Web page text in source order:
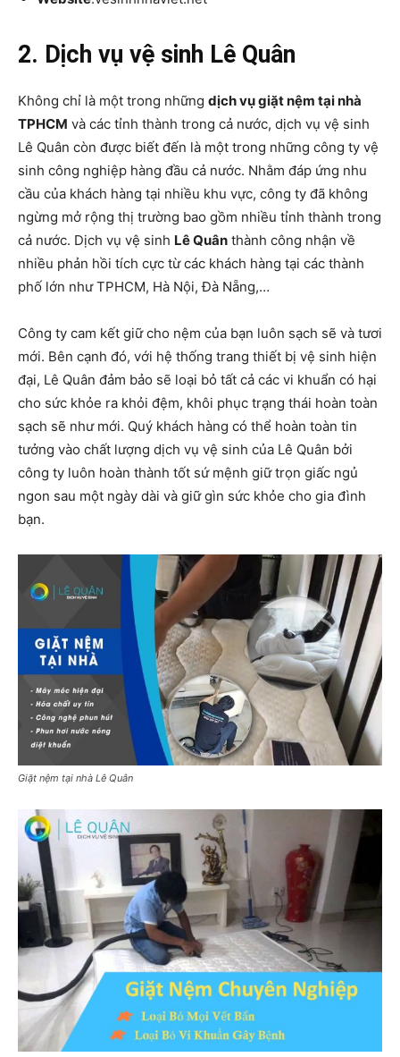
2. Dịch vụ vệ sinh Lê Quân
Không chỉ là một trong những dịch vụ giặt nệm tại nhà
TPHCM và các tỉnh thành trong cả nước, dịch vụ vệ sinh
Lê Quân còn được biết đến là một trong những công ty vệ
sinh công nghiệp hàng đầu cả nước. Nhằm đáp ứng nhu
cầu của khách hàng tại nhiều khu vực, công ty đã không
ngừng mở rộng thị trường bao gồm nhiều tỉnh thành trong
cả nước. Dịch vụ vệ sinh Lê Quân thành công nhận về
nhiều phản hồi tích cực từ các khách hàng tại các thành
phố lớn như TPHCM, Hà Nội, Đà Nẵng,…
Công ty cam kết giữ cho nệm của bạn luôn sạch sẽ và tươi
mới. Bên cạnh đó, với hệ thống trang thiết bị vệ sinh hiện
đại, Lê Quân đảm bảo sẽ loại bỏ tất cả các vi khuẩn có hại
cho sức khỏe ra khỏi đệm, khôi phục trạng thái hoàn toàn
sạch sẽ như mới. Quý khách hàng có thể hoàn toàn tin
tưởng vào chất lượng dịch vụ vệ sinh của Lê Quân bởi
công ty luôn hoàn thành tốt sứ mệnh giữ trọn giấc ngủ
ngon sau một ngày dài và giữ gìn sức khỏe cho gia đình
bạn.
Giặt nệm tại nhà Lê Quân